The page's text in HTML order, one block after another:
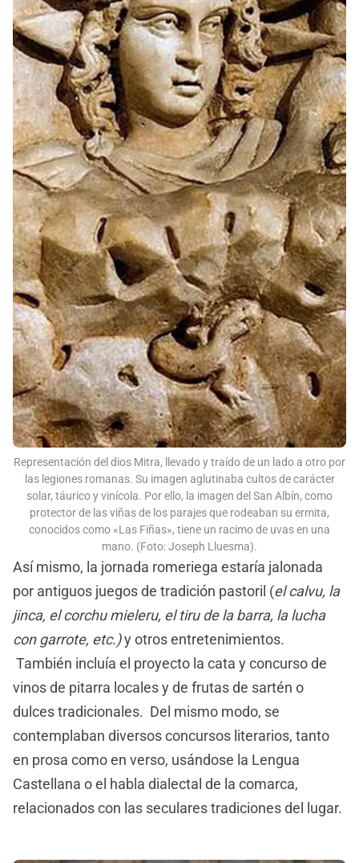
Representación del dios Mitra, llevado y traído de un lado a otro por
las legiones romanas. Su imagen aglutinaba cultos de carácter
solar, táurico y vinícola. Por ello, la imagen del San Albín, como
protector de las viñas de los parajes que rodeaban su ermita,
conocidos como «Las Fiñas», tiene un racimo de uvas en una
mano. (Foto: Joseph Lluesma).
Así mismo, la jornada romeriega estaría jalonada
por antiguos juegos de tradición pastoril (el calvu, la
jinca, el corchu mieleru, el tiru de la barra, la lucha
con garrote, etc.)y otros entretenimientos.
También incluía el proyecto la cata y concurso de
vinos de pitarra locales y de frutas de sartén o
dulces tradicionales. Del mismo modo, se
contemplaban diversos concursos literarios, tanto
en prosa como en verso, usándose la Lengua
Castellana o el habla dialectal de la comarca,
relacionados con las seculares tradiciones del lugar.